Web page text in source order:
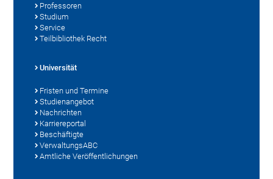
Professoren
Studium
Service
Teilbibliothek Recht
Universität
Fristen und Termine
Studienangebot
Nachrichten
Karriereportal
Beschäftigte
VerwaltungsABC
Amtliche Veröffentlichungen